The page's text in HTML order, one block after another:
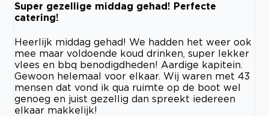
Super gezellige middag gehad! Perfecte
catering!
Heerlijk middag gehad! We hadden het weer ook
mee maar voldoende koud drinken, super lekker
vlees en bbq benodigdheden! Aardige kapitein.
Gewoon helemaal voor elkaar. Wij waren met 43
mensen dat vond ik qua ruimte op de boot wel
genoeg en juist gezellig dan spreekt iedereen
elkaar makkelijk!